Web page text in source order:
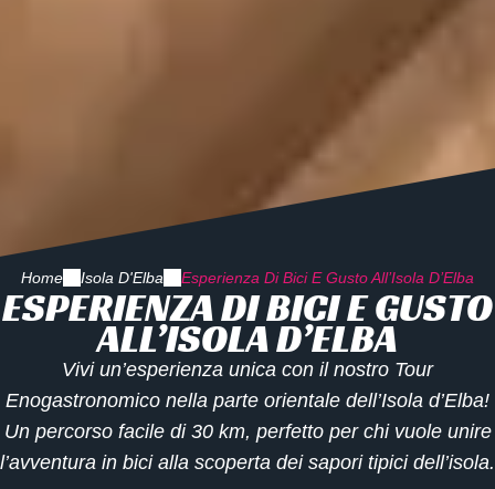
Home Isola D'Elba Esperienza Di Bici E Gusto All’Isola D’Elba
ESPERIENZA DI BICI E GUSTO
ALL’ISOLA D’ELBA
Vivi un’esperienza unica con il nostro Tour
Enogastronomico nella parte orientale dell’Isola d’Elba!
Un percorso faciledi 30 km, perfetto per chi vuole unire
l’avventura in bici alla scoperta dei sapori tipici dell’isola.